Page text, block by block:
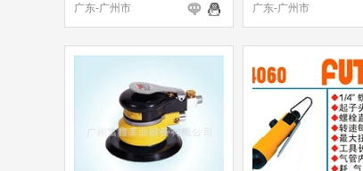
广东-广州市 广东-广州市